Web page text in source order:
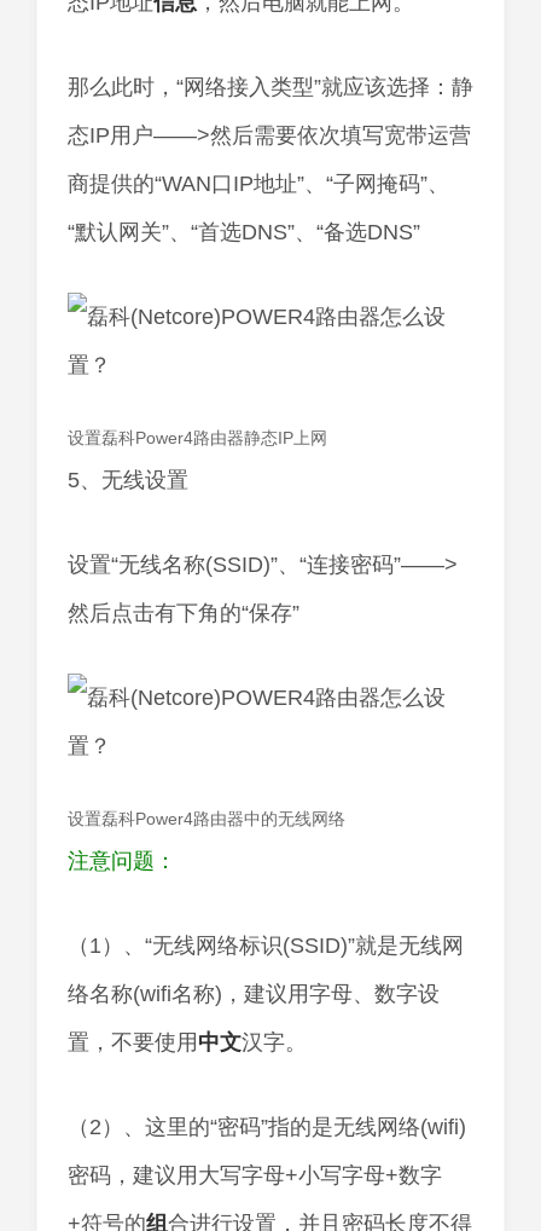
那么此时，“网络接入类型”就应该选择：静
态IP用户——>然后需要依次填写宽带运营
商提供的“WAN口IP地址”、“子网掩码”、
“默认网关”、“首选DNS”、“备选DNS”
设置磊科Power4路由器静态IP上网
5、无线设置
设置“无线名称(SSID)”、“连接密码”——>
然后点击有下角的“保存”
设置磊科Power4路由器中的无线网络
注意问题：
（1）、“无线网络标识(SSID)”就是无线网
络名称(wifi名称)，建议用字母、数字设
置，不要使用 中文汉字。
（2）、这里的“密码”指的是无线网络(wifi)
密码，建议用大写字母+小写字母+数字
+符号的组合进行设置，并且密码长度不得